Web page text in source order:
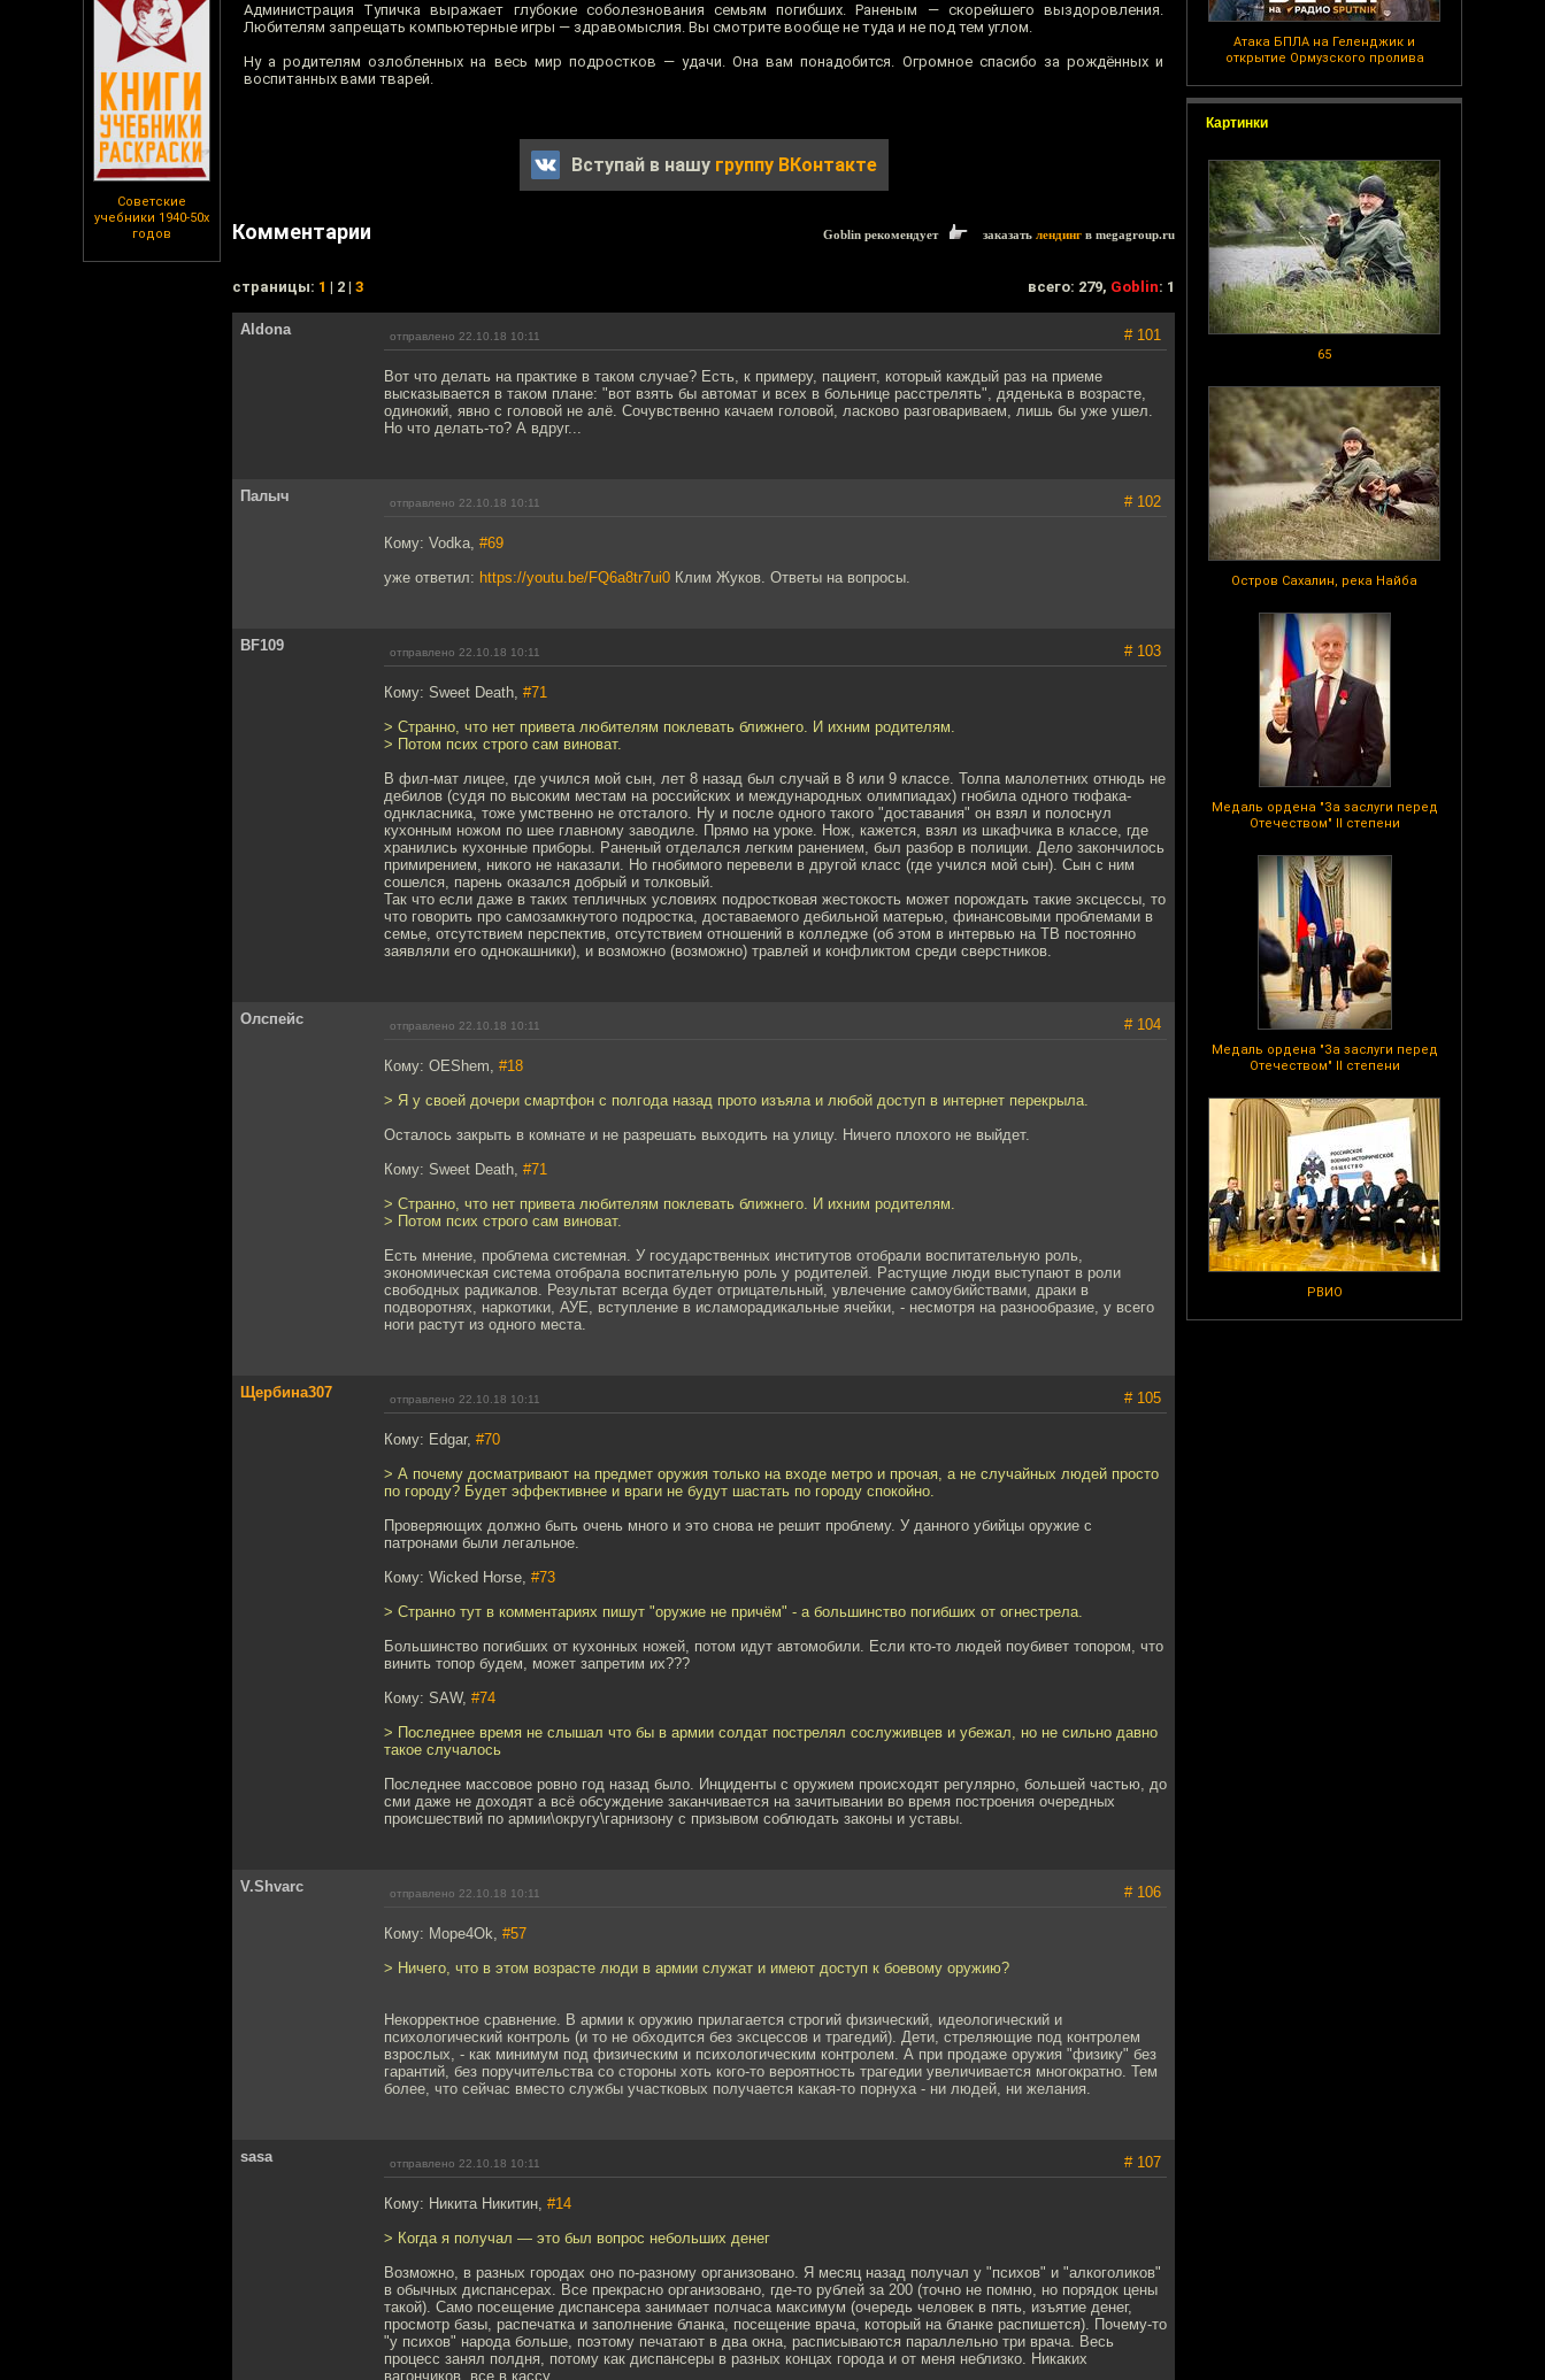
Советские
учебники 1940-50х
годов
Атака БПЛА на Геленджик и
открытие Ормузского пролива
Картинки
65
Остров Сахалин, река Найба
Медаль ордена "За заслуги перед
Отечеством" II степени
Медаль ордена "За заслуги перед
Отечеством" II степени
РВИО
Администрация Тупичка выражает глубокие соболезнования семьям погибших. Раненым — скорейшего выздоровления.
Любителям запрещать компьютерные игры — здравомыслия. Вы смотрите вообще не туда и не под тем углом.
Ну а родителям озлобленных на весь мир подростков — удачи. Она вам понадобится. Огромное спасибо за рождённых и
воспитанных вами тварей.
Вступай в нашу группу ВКонтакте
Комментарии Goblin рекомендует заказать лендинг в megagroup.ru
cтраницы: 1 | 2 | 3 всего: 279, Goblin: 1
Aldona отправлено 22.10.18 10:11 # 101
Вот что делать на практике в таком случае? Есть, к примеру, пациент, который каждый раз на приеме
высказывается в таком плане: "вот взять бы автомат и всех в больнице расстрелять", дяденька в возрасте,
одинокий, явно с головой не алё. Сочувственно качаем головой, ласково разговариваем, лишь бы уже ушел.
Но что делать-то? А вдруг...
Палыч отправлено 22.10.18 10:11 # 102
Кому: Vodka, #69
уже ответил: https://youtu.be/FQ6a8tr7ui0 Клим Жуков. Ответы на вопросы.
BF109 отправлено 22.10.18 10:11 # 103
Кому: Sweet Death, #71
> Странно, что нет привета любителям поклевать ближнего. И ихним родителям.
> Потом псих строго сам виноват.
В фил-мат лицее, где учился мой сын, лет 8 назад был случай в 8 или 9 классе. Толпа малолетних отнюдь не
дебилов (судя по высоким местам на российских и международных олимпиадах) гнобила одного тюфака-
однкласника, тоже умственно не отсталого. Ну и после одного такого "доставания" он взял и полоснул
кухонным ножом по шее главному заводиле. Прямо на уроке. Нож, кажется, взял из шкафчика в классе, где
хранились кухонные приборы. Раненый отделался легким ранением, был разбор в полиции. Дело закончилось
примирением, никого не наказали. Но гнобимого перевели в другой класс (где учился мой сын). Сын с ним
сошелся, парень оказался добрый и толковый.
Так что если даже в таких тепличных условиях подростковая жестокость может порождать такие эксцессы, то
что говорить про самозамкнутого подростка, доставаемого дебильной матерью, финансовыми проблемами в
семье, отсутствием перспектив, отсутствием отношений в колледже (об этом в интервью на ТВ постоянно
заявляли его однокашники), и возможно (возможно) травлей и конфликтом среди сверстников.
Олспейс отправлено 22.10.18 10:11 # 104
Кому: OEShem, #18
> Я у своей дочери смартфон с полгода назад прото изъяла и любой доступ в интернет перекрыла.
Осталось закрыть в комнате и не разрешать выходить на улицу. Ничего плохого не выйдет.
Кому: Sweet Death, #71
> Странно, что нет привета любителям поклевать ближнего. И ихним родителям.
> Потом псих строго сам виноват.
Есть мнение, проблема системная. У государственных институтов отобрали воспитательную роль,
экономическая система отобрала воспитательную роль у родителей. Растущие люди выступают в роли
свободных радикалов. Результат всегда будет отрицательный, увлечение самоубийствами, драки в
подворотнях, наркотики, АУЕ, вступление в исламорадикальные ячейки, - несмотря на разнообразие, у всего
ноги растут из одного места.
Щербина307 отправлено 22.10.18 10:11 # 105
Кому: Edgar, #70
> А почему досматривают на предмет оружия только на входе метро и прочая, а не случайных людей просто
по городу? Будет эффективнее и враги не будут шастать по городу спокойно.
Проверяющих должно быть очень много и это снова не решит проблему. У данного убийцы оружие с
патронами были легальное.
Кому: Wicked Horse, #73
> Странно тут в комментариях пишут "оружие не причём" - а большинство погибших от огнестрела.
Большинство погибших от кухонных ножей, потом идут автомобили. Если кто-то людей поубивет топором, что
винить топор будем, может запретим их???
Кому: SAW, #74
> Последнее время не слышал что бы в армии солдат пострелял сослуживцев и убежал, но не сильно давно
такое случалось
Последнее массовое ровно год назад было. Инциденты с оружием происходят регулярно, большей частью, до
сми даже не доходят а всё обсуждение заканчивается на зачитывании во время построения очередных
происшествий по армии\округу\гарнизону с призывом соблюдать законы и уставы.
V.Shvarc отправлено 22.10.18 10:11 # 106
Кому: Mope4Ok, #57
> Ничего, что в этом возрасте люди в армии служат и имеют доступ к боевому оружию?
Некорректное сравнение. В армии к оружию прилагается строгий физический, идеологический и
психологический контроль (и то не обходится без эксцессов и трагедий). Дети, стреляющие под контролем
взрослых, - как минимум под физическим и психологическим контролем. А при продаже оружия "физику" без
гарантий, без поручительства со стороны хоть кого-то вероятность трагедии увеличивается многократно. Тем
более, что сейчас вместо службы участковых получается какая-то порнуха - ни людей, ни желания.
sasa отправлено 22.10.18 10:11 # 107
Кому: Никита Никитин, #14
> Когда я получал — это был вопрос небольших денег
Возможно, в разных городах оно по-разному организовано. Я месяц назад получал у "психов" и "алкоголиков"
в обычных диспансерах. Все прекрасно организовано, где-то рублей за 200 (точно не помню, но порядок цены
такой). Само посещение диспансера занимает полчаса максимум (очередь человек в пять, изъятие денег,
просмотр базы, распечатка и заполнение бланка, посещение врача, который на бланке распишется). Почему-то
"у психов" народа больше, поэтому печатают в два окна, расписываются параллельно три врача. Весь
процесс занял полдня, потому как диспансеры в разных концах города и от меня неблизко. Никаких
вагончиков, все в кассу.